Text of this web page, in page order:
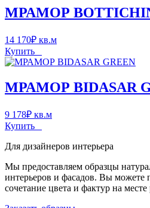
МРАМОР
14 170₽ кв.м
Купить
МРАМОР BIDASAR
9 178₽ кв.м
Купить
Для дизайнеров интерьера
Мы предоставляем образцы
интерьеров и фасадов. Вы можете
сочетание цвета и фактур на